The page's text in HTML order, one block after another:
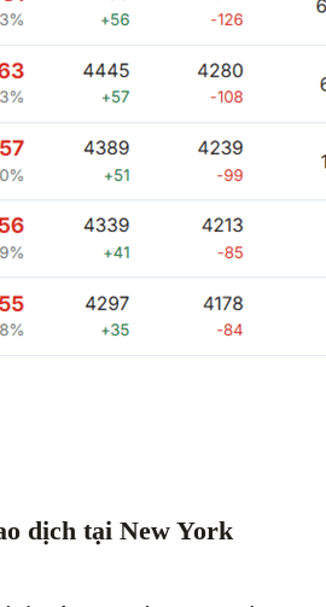
dịch tại New York